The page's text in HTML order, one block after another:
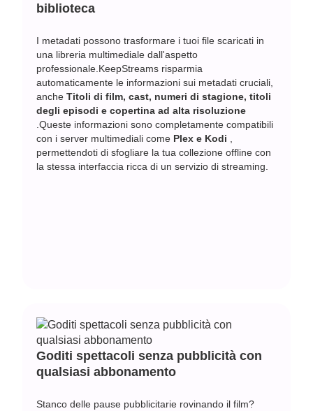
biblioteca
I metadati possono trasformare i tuoi file scaricati in
una libreria multimediale dall'aspetto
professionale.KeepStreams risparmia
automaticamente le informazioni sui metadati cruciali,
ancheTitoli di film, cast, numeri di stagione, titoli
degli episodi e copertina ad alta risoluzione
.Queste informazioni sono completamente compatibili
con i server multimediali come Plex e Kodi
permettendoti di sfogliare la tua collezione offline con
la stessa interfaccia ricca di un servizio di streaming.
Goditi spettacoli senza pubblicità con
qualsiasi abbonamento
Stanco delle pause pubblicitarie rovinando il film?